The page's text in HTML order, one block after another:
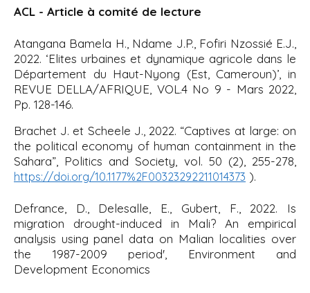
ACL - Article à comité de lecture
Atangana Bamela H., Ndame J.P., Fofiri Nzossié E.J.,
2022. ‘Elites urbaines et dynamique agricole dans le
Département du Haut-Nyong (Est, Cameroun)’, in
REVUE DELLA/AFRIQUE, VOL.4 No 9 - Mars 2022,
Pp. 128-146.
Brachet J. et Scheele J., 2022. “Captives at large: on
the political economy of human containment in the
Sahara”, Politics and Society , vol. 50 (2), 255-278,
https://doi.org/10.1177%2F00323292211014373 ).
Defrance, D., Delesalle, E., Gubert, F., 2022. Is
migration drought-induced in Mali? An empirical
analysis using panel data on Malian localities over
the 1987-2009 period', Environment and
Development Economics